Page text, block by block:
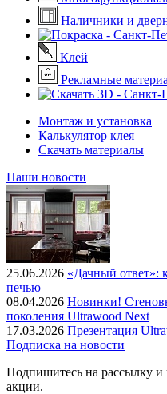
Наличники и
Клей
Рекламные
Монтаж и установка
Калькулятор клея
Скачать материалы
Наши новости
25.06.2026 «Дачный ответ»:
печью
08.04.2026 Новинки!
поколения Ultrawood Next
17.03.2026 Презентация
Подписка на новости
Подпишитесь на рассылку и
акции.